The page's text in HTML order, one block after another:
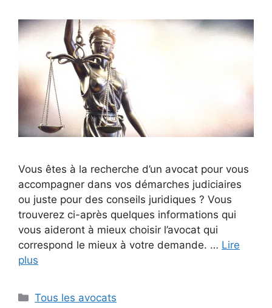
Vous êtes à la recherche d’un avocat pour vous
accompagner dans vos démarches judiciaires
ou juste pour des conseils juridiques ? Vous
trouverez ci-après quelques informations qui
vous aideront à mieux choisir l’avocat qui
correspond le mieux à votre demande. … Lire
plus
Catégories
Tous les avocats